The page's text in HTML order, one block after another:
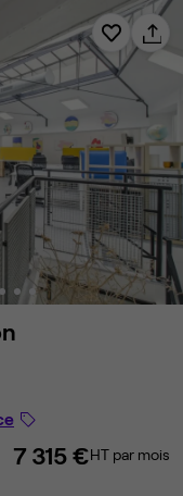
7 315 €HT par mois